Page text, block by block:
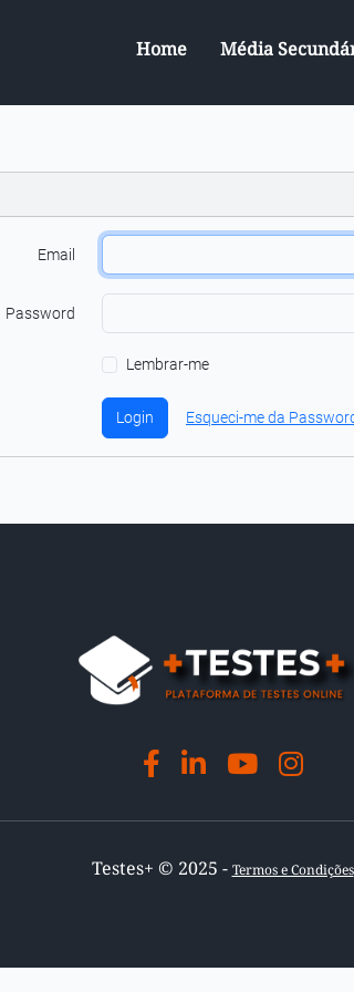
Home Média
Email
Password
Lembrar-me
Login Esqueci-me da
Testes+ © 2025 - Termos e Condições